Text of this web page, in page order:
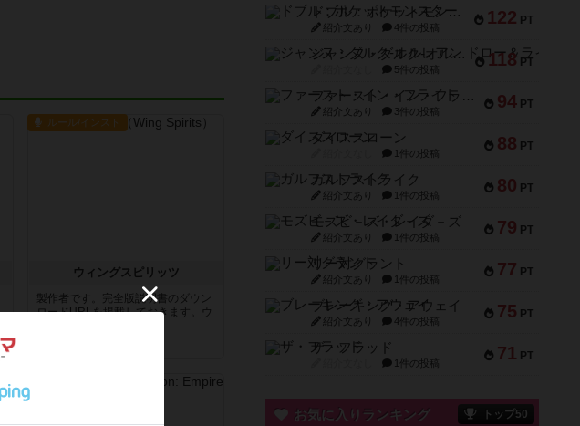
ルール/インスト
ウィングスピリッツ
製作者です。完全版説明書のダウン
ロードURLを掲載しておきます。ウ
122 PT
ドブル：ポケットモンスター
紹介文あり 4件の投稿
118 PT
ジャンヌ・ダルク-オルレアン ドロー＆ライト
5件の投稿
94 PT
ファースト・イン・フライト
紹介文あり 3件の投稿
88 PT
ダイススローン
1件の投稿
80 PT
ガルフストライク
紹介文あり 1件の投稿
79 PT
モズビ－ズ・レイダ－ズ
紹介文あり 1件の投稿
77 PT
リー対グラント
紹介文あり 1件の投稿
75 PT
ブレーキング・アウェイ
紹介文あり 4件の投稿
71 PT
ザ・フラッド
1件の投稿
お気に入りランキング トップ50